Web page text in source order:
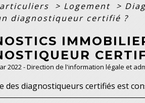
> Logement >
diagnostiqueur certifié ?
2022 - Direction de l'information légale et
des diagnostiqueurs certifiés est